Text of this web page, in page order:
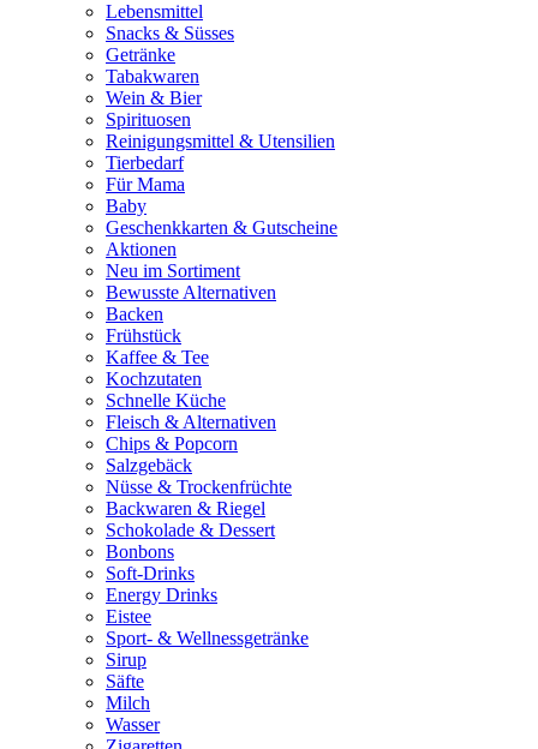
Lebensmittel
Snacks & Süsses
Getränke
Tabakwaren
Wein & Bier
Spirituosen
Reinigungsmittel & Utensilien
Tierbedarf
Für Mama
Baby
Geschenkkarten & Gutscheine
Aktionen
Neu im Sortiment
Bewusste Alternativen
Backen
Frühstück
Kaffee & Tee
Kochzutaten
Schnelle Küche
Fleisch & Alternativen
Chips & Popcorn
Salzgebäck
Nüsse & Trockenfrüchte
Backwaren & Riegel
Schokolade & Dessert
Bonbons
Soft-Drinks
Energy Drinks
Eistee
Sport- & Wellnessgetränke
Sirup
Säfte
Milch
Wasser